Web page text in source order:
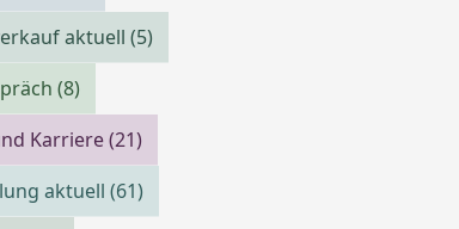
aktuell (5)
(8)
Karriere(21)
aktuell (61)